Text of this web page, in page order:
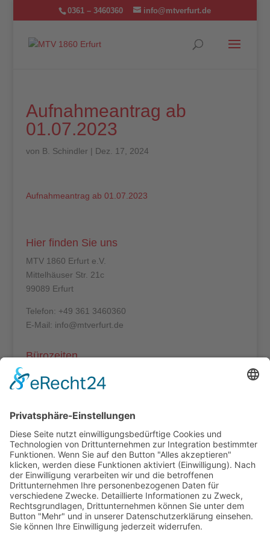
0361 – 3460360 info@mtverfurt.de
Aufnahmeantrag ab
01.07.2023
von B. Schindler | Dez. 17, 2024
Aufnahmeantrag ab 01.07.2023
Hier finden Sie uns
MTV 1860 Erfurt e.V.
Mittelhäuser Str. 21c
99089 Erfurt
Telefon: +49 361 3460360
E-Mail: info@mtverfurt.de
Bürozeiten
Mo – Do: 8:00 – 14:00 Uhr
Termine außerhalb unserer Geschäftszeiten nur
nach Absprache.
Folgt uns auf facebook